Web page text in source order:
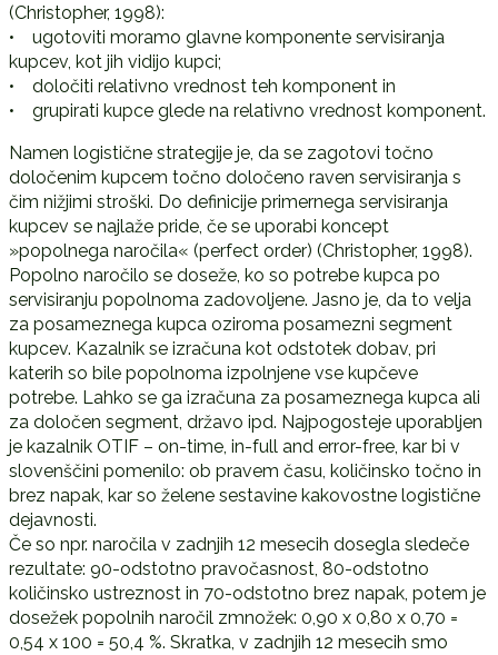
(Christopher, 1998):
• ugotoviti moramo glavne komponente servisiranja
kupcev, kot jih vidijo kupci;
• določiti relativno vrednost teh komponent in
• grupirati kupce glede na relativno vrednost komponent.
Namen logistične strategije je, da se zagotovi točno
določenim kupcem točno določeno raven servisiranja s
čim nižjimi stroški. Do definicije primernega servisiranja
kupcev se najlaže pride, če se uporabi koncept
»popolnega naročila« (perfect order) (Christopher, 1998).
Popolno naročilo se doseže, ko so potrebe kupca po
servisiranju popolnoma zadovoljene. Jasno je, da to velja
za posameznega kupca oziroma posamezni segment
kupcev. Kazalnik se izračuna kot odstotek dobav, pri
katerih so bile popolnoma izpolnjene vse kupčeve
potrebe. Lahko se ga izračuna za posameznega kupca ali
za določen segment, državo ipd. Najpogosteje uporabljen
je kazalnik OTIF – on-time, in-full and error-free, kar bi v
slovenščini pomenilo: ob pravem času, količinsko točno in
brez napak, kar so želene sestavine kakovostne logistične
dejavnosti.
Če so npr. naročila v zadnjih 12 mesecih dosegla sledeče
rezultate: 90-odstotno pravočasnost, 80-odstotno
količinsko ustreznost in 70-odstotno brez napak, potem je
dosežek popolnih naročil zmnožek: 0,90 x 0,80 x 0,70 =
0,54 x 100 = 50,4 %. Skratka, v zadnjih 12 mesecih smo